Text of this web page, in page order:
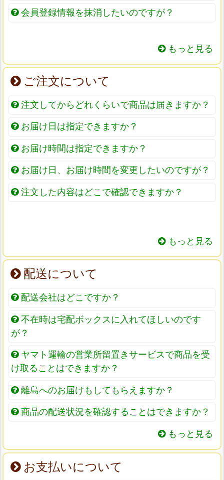
会員登録情報を抹消したいのですが？
もっと見る
ご注文について
注文してからどれくらいで商品は届きますか？
お届け日は指定できますか？
お届け時間は指定できますか？
お届け日、お届け時間を変更したいのですが？
注文した内容はどこで確認できますか？
もっと見る
配送について
配送会社はどこですか？
不在時は宅配ボックスに入れてほしいのです
が？
ヤマト運輸の営業所留置きサービスで商品を受
け取ることはできますか？
離島へのお届けもしてもらえますか？
商品の配送状況を確認することはできますか？
もっと見る
お支払いについて